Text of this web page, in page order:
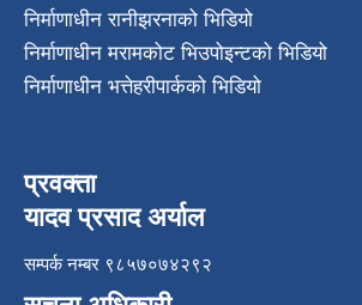
निर्माणाधीन रानीझरनाको भिडियो
निर्माणाधीन मरामकोट भिउपोइन्टको भिडियो
निर्माणाधीन भत्तेहरीपार्कको भिडियो
प्रवक्ता
यादव प्रसाद अर्याल
सम्पर्क नम्बर ९८५७०७४२९२